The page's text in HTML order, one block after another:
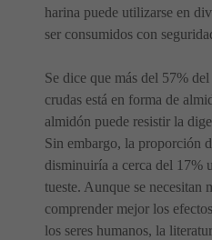
harina puede utilizarse en
ser consumidos con
Se dice que más del 57%
crudas está en forma de
almidón puede resistir la
Sin embargo, la proporción
disminuiría a cerca del 17%
tueste. Aunque se necesitan
comprender mejor los
los seres humanos, la